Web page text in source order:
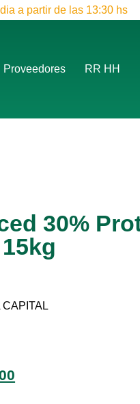
a partir de las 13:30 hs
Proveedores RR HH
30%
CAPITAL